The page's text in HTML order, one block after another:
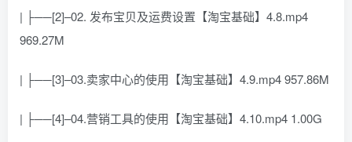
| ├──[2]–02. 发布宝贝及运费设置【淘宝基础】4.8.mp4
969.27M
| ├──[3]–03.卖家中心的使用【淘宝基础】4.9.mp4 957.86M
| ├──[4]–04.营销工具的使用【淘宝基础】4.10.mp4 1.00G